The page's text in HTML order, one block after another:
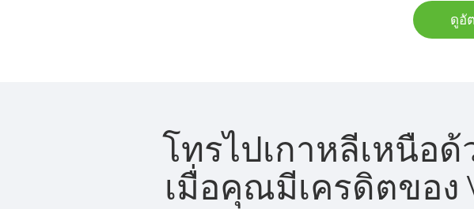
ดูอั
โทรไปเกาหลีเหนือด้
เมื่อคุณมีเครดิตของ